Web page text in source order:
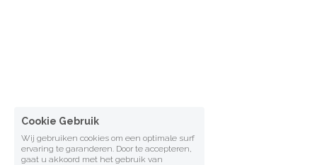
Cookie Gebruik
Wij gebruiken cookies om een optimale surf
ervaring te garanderen. Door te accepteren,
gaat u akkoord met het gebruik van